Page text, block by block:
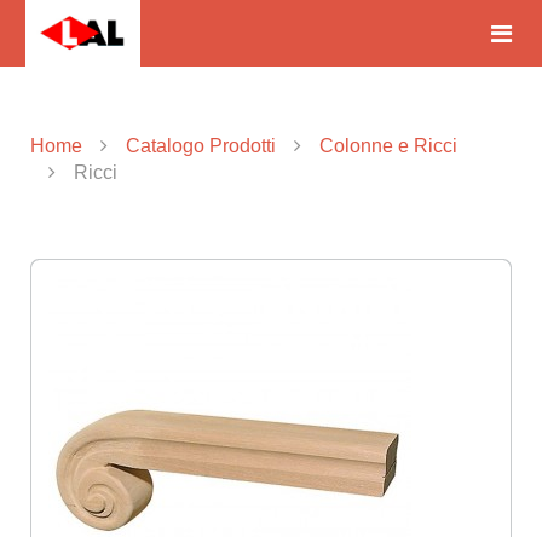
Home Catalogo Prodotti
Colonne e Ricci
Ricci